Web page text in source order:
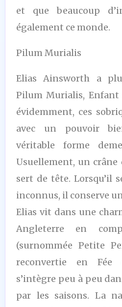
et que beaucoup
également ce monde.
Pilum Murialis
Elias Ainsworth a
Pilum Murialis, Enfant
évidemment, ces
avec un pouvoir
véritable forme
Usuellement, un crâne
sert de tête. Lorsqu’il
inconnus, il conserve
Elias vit dans une
Angleterre en
(surnommée Petite
reconvertie en Fée
s’intègre peu à peu
par les saisons. La